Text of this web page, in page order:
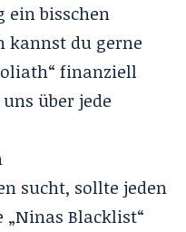
ein bisschen
kannst du gerne
finanziell
über jede
sucht, sollte jeden
„Ninas Blacklist“